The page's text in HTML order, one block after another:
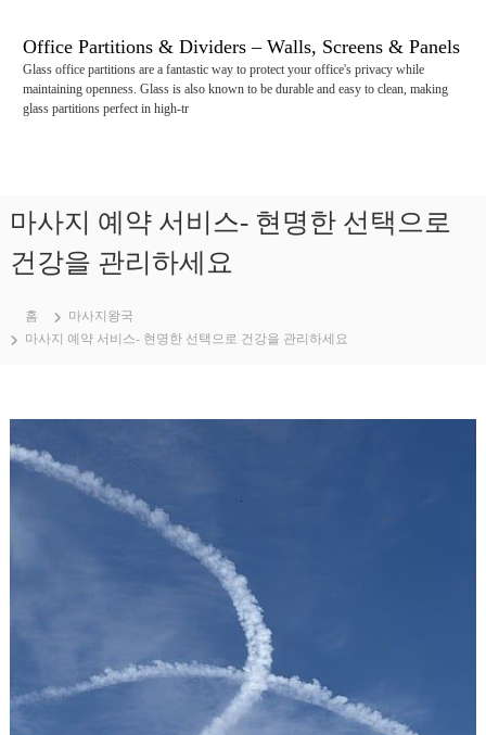
Office Partitions & Dividers – Walls, Screens & Panels
Glass office partitions are a fantastic way to protect your office's privacy while
maintaining openness. Glass is also known to be durable and easy to clean, making
glass partitions perfect in high-tr
마사지 예약 서비스- 현명한 선택으로
건강을 관리하세요
홈
마사지왕국
마사지 예약 서비스- 현명한 선택으로 건강을 관리하세요